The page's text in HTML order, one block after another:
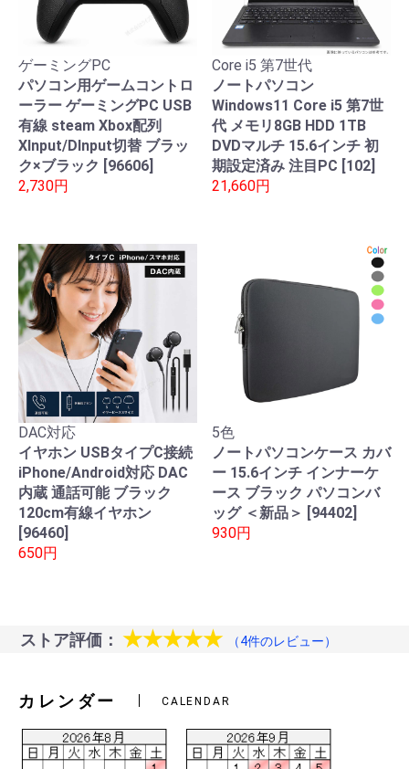
ゲーミングPC
パソコン用ゲームコントロ
ーラー ゲーミングPC USB
有線 steam Xbox配列
XInput/DInput切替 ブラッ
ク×ブラック [96606]
2,730円
Core i5 第7世代
ノートパソコン
Windows11 Core i5 第7世
代 メモリ8GB HDD 1TB
DVDマルチ 15.6インチ 初
期設定済み 注目PC [102]
21,660円
DAC対応
イヤホン USBタイプC接続
iPhone/Android対応 DAC
内蔵 通話可能 ブラック
120cm有線イヤホン
[96460]
650円
5色
ノートパソコンケース カバ
ー 15.6インチ インナーケ
ース ブラック パソコンバ
ッグ ＜新品＞ [94402]
930円
ストア評価： ★★★★★ （4件のレビュー）
カレンダー CALENDAR